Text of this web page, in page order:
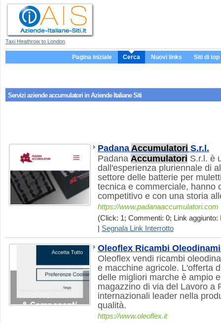
Taxi Heathrow to London
Pagina iniziale Cerca Nuovi links Siti di top
Servizi aziendeaccumulatori in Aziende Italiane Siti
Padana Accumulatori S.r.l.
Padana Accumulatori S.r.l. è
dall'esperienza pluriennale di
settore delle batterie per
tecnica e commerciale, hanno
competitivo e con una storia
https://www.padanaaccumulatori.com
(Click: 1; Commenti: 0; Link aggiunto:
Segnala Link Interrotto
Oleoflex Ricambi
Oleoflex vendi ricambi
e macchine agricole. L'offerta
delle migliori marche è ampio
magazzino di via del Lavoro a
internazionali leader nella
qualità.
https://www.oleoflex.it